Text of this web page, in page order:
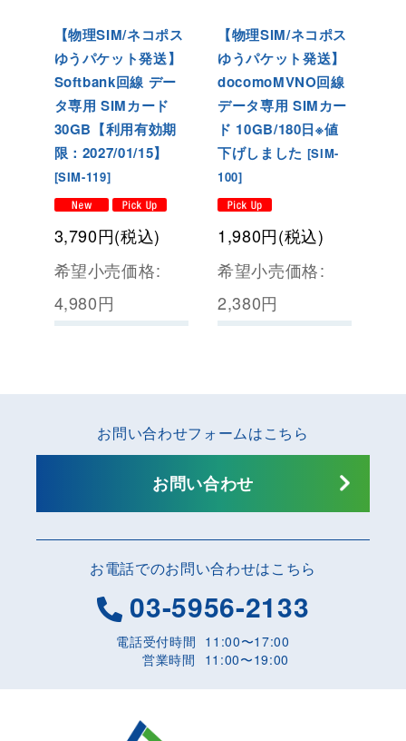
【物理SIM/ネコポス
ゆうパケット発送】
Softbank回線 デー
タ専用 SIMカード
30GB【利用有効期
限：2027/01/15】
[SIM-119]
3,790円(税込)
希望小売価格:
4,980円
【物理SIM/ネコポス
ゆうパケット発送】
docomoMVNO回線
データ専用 SIMカー
ド 10GB/180日※値
下げしました [SIM-
100]
1,980円(税込)
希望小売価格:
2,380円
お電話でのお問い合わせはこちら
03-5956-2133
電話受付時間 11:00〜17:00
営業時間
11:00〜19:00
お問い合わせフォームはこちら
お問い合わせ